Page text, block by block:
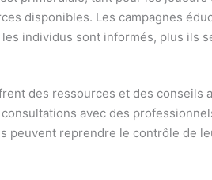
disponibles. Les campagnes
individus sont informés, plus ils
des ressources et des conseils
avec des
peuvent reprendre le contrôle de